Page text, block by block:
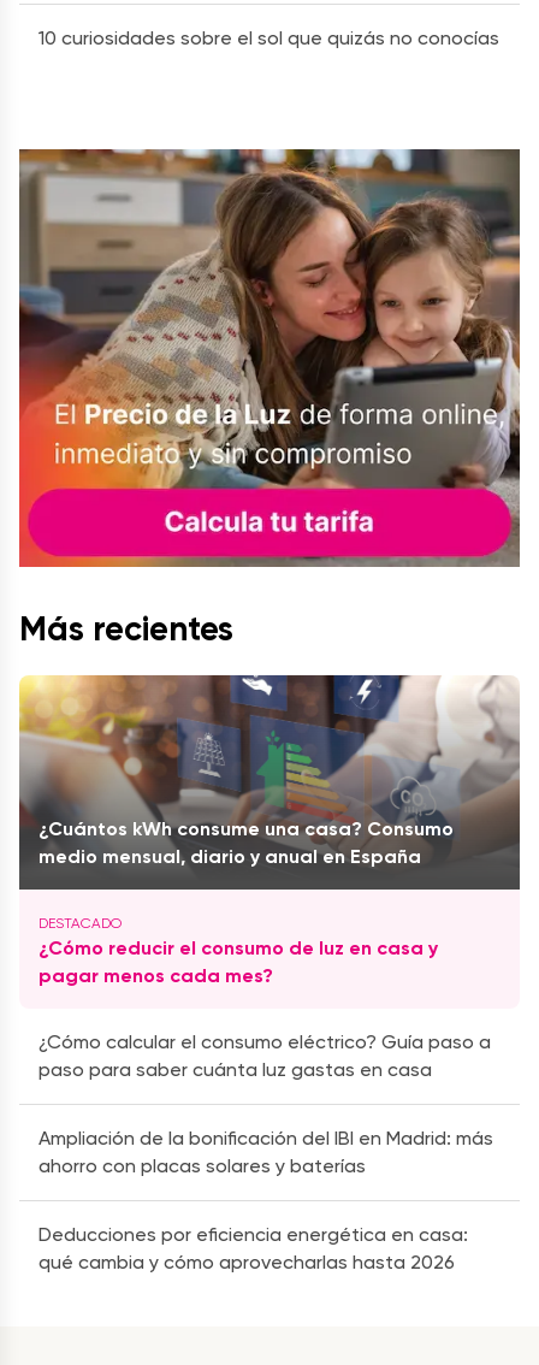
10 curiosidades sobre el sol que quizás no conocías
Más recientes
¿Cuántos kWh consume una casa? Consumo
medio mensual, diario y anual en España
¿Cómo reducir el consumo de luz en casa y
pagar menos cada mes?
¿Cómo calcular el consumo eléctrico? Guía paso a
paso para saber cuánta luz gastas en casa
Ampliación de la bonificación del IBI en Madrid: más
ahorro con placas solares y baterías
Deducciones por eficiencia energética en casa:
qué cambia y cómo aprovecharlas hasta 2026